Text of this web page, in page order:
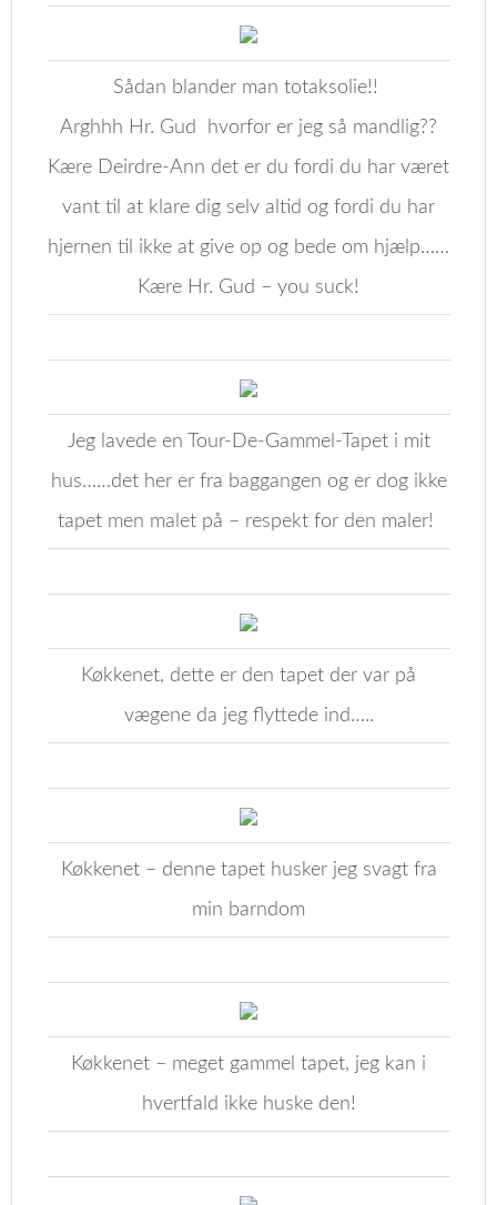
Sådan blander man totaksolie!!
Arghhh Hr. Gud hvorfor er jeg så mandlig??
Kære Deirdre-Ann det er du fordi du har været
vant til at klare dig selv altid og fordi du har
hjernen til ikke at give op og bede om hjælp……
Kære Hr. Gud – you suck!
Jeg lavede en Tour-De-Gammel-Tapet i mit
hus……det her er fra baggangen og er dog ikke
tapet men malet på – respekt for den maler!
Køkkenet, dette er den tapet der var på
vægene da jeg flyttede ind…..
Køkkenet – denne tapet husker jeg svagt fra
min barndom
Køkkenet – meget gammel tapet, jeg kan i
hvertfald ikke huske den!